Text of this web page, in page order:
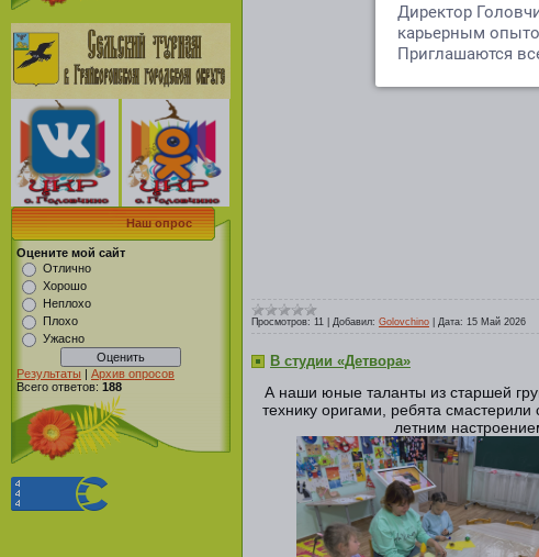
Наш опрос
Оцените мой сайт
Отлично
Хорошо
Неплохо
Плохо
Ужасно
Результаты | Архив опросов
Всего ответов: 188
Просмотров: 11 Добавил: Golovchino Дата: 15 Май 2026
В студии «Детвора»
А наши юные таланты из старшей
технику оригами, ребята
летним